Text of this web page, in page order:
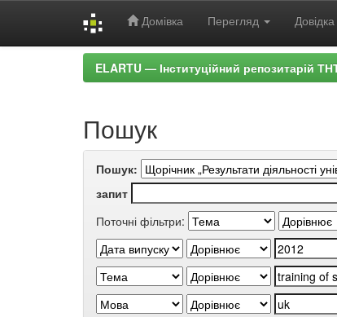
Домівка Перегляд Довідка
ELARTU — Інституційний репозитарій
Пошук
Пошук:
запит
Поточні фільтри: